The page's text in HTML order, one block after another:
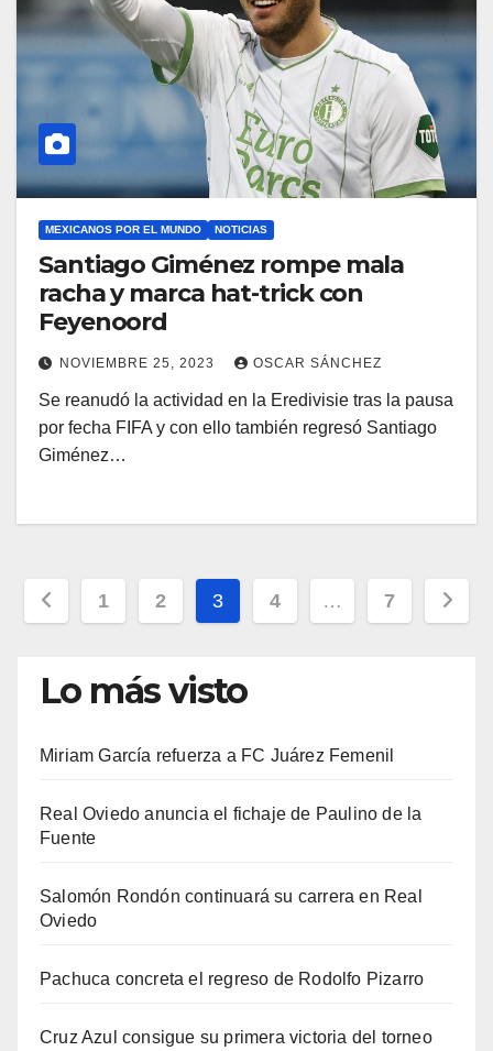
MEXICANOS POR EL MUNDO NOTICIAS
Santiago Giménez rompe mala
racha y marca hat-trick con
Feyenoord
NOVIEMBRE 25, 2023 OSCAR SÁNCHEZ
Se reanudó la actividad en la Eredivisie tras la pausa
por fecha FIFA y con ello también regresó Santiago
Giménez…
Paginación
entradas
1 2 3 4 … 7
Lo más visto
Miriam García refuerza a FC Juárez Femenil
Real Oviedo anuncia el fichaje de Paulino de la
Fuente
Salomón Rondón continuará su carrera en Real
Oviedo
Pachuca concreta el regreso de Rodolfo Pizarro
Cruz Azul consigue su primera victoria del torneo